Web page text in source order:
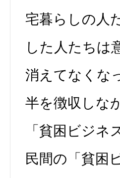
宅暮らしの人
した人たちは
消えてなくな
半を徴収しな
「貧困ビジ
民間の「貧困